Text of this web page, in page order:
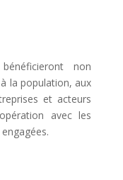
non
la population, aux
et acteurs
avec les